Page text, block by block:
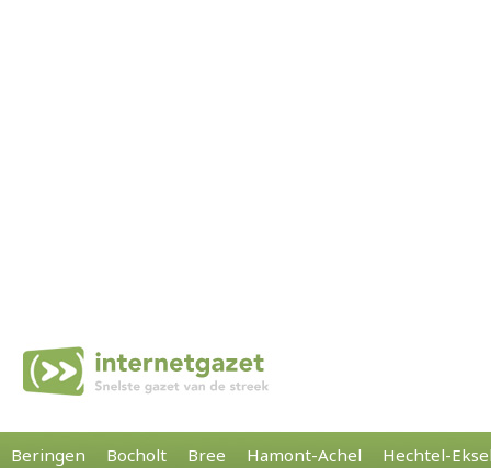
Beringen Bocholt Bree Hamont-Achel Hechtel-